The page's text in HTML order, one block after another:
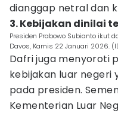
dianggap netral dan
3. Kebijakan dinilai
Presiden Prabowo Subianto ikut
Davos, Kamis 22 Januari 2026.
Dafri juga menyoroti
kebijakan luar negeri
pada presiden.
Kementerian Luar